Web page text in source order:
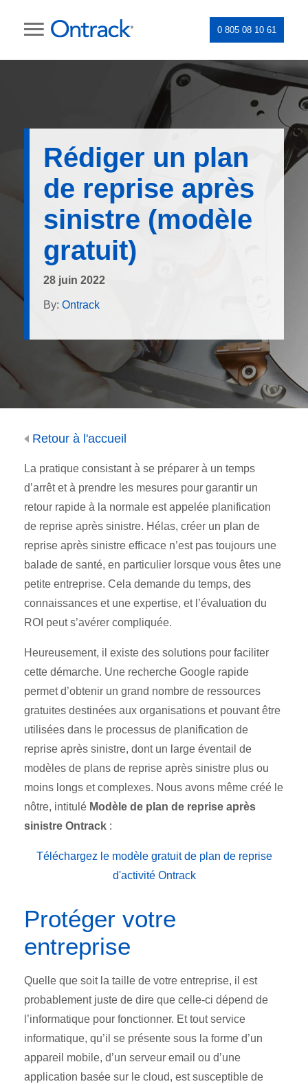
0 805 08 10 61
Rédiger un plan
de reprise après
sinistre (modèle
gratuit)
28 juin 2022
By: Ontrack
Retour à l'accueil
La pratique consistant à se préparer à un temps
d’arrêt et à prendre les mesures pour garantir un
retour rapide à la normale est appelée planification
de reprise après sinistre. Hélas, créer un plan de
reprise après sinistre efficace n’est pas toujours une
balade de santé, en particulier lorsque vous êtes une
petite entreprise. Cela demande du temps, des
connaissances et une expertise, et l’évaluation du
ROI peut s’avérer compliquée.
Heureusement, il existe des solutions pour faciliter
cette démarche. Une recherche Google rapide
permet d’obtenir un grand nombre de ressources
gratuites destinées aux organisations et pouvant être
utilisées dans le processus de planification de
reprise après sinistre, dont un large éventail de
modèles de plans de reprise après sinistre plus ou
moins longs et complexes. Nous avons même créé le
nôtre, intitulé Modèle de plan de reprise après
sinistre Ontrack :
Téléchargez le modèle gratuit de plan de reprise
d'activité Ontrack
Protéger votre
entreprise
Quelle que soit la taille de votre entreprise, il est
probablement juste de dire que celle-ci dépend de
l’informatique pour fonctionner. Et tout service
informatique, qu’il se présente sous la forme d’un
appareil mobile, d’un serveur email ou d’une
application basée sur le cloud, est susceptible de